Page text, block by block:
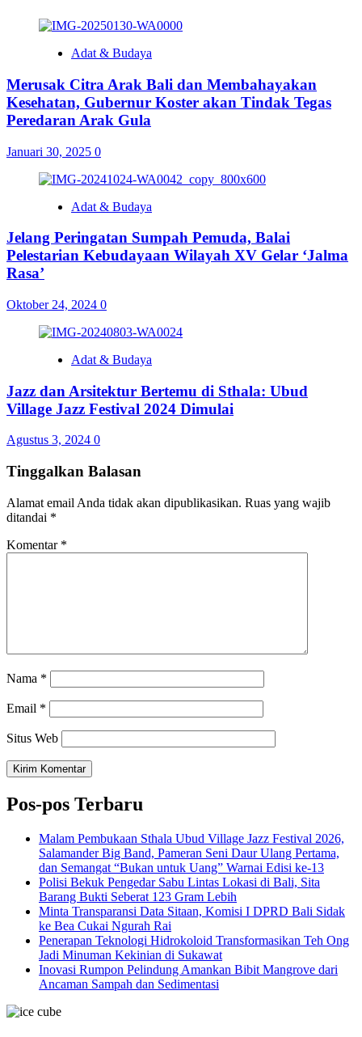
Adat & Budaya
Merusak Citra Arak Bali dan Membahayakan
Kesehatan, Gubernur Koster akan Tindak Tegas
Peredaran Arak Gula
Januari 30, 2025 0
Adat & Budaya
Jelang Peringatan Sumpah Pemuda, Balai
Pelestarian Kebudayaan Wilayah XV Gelar ‘Jalma
Rasa’
Oktober 24, 2024 0
Adat & Budaya
Jazz dan Arsitektur Bertemu di Sthala: Ubud
Village Jazz Festival 2024 Dimulai
Agustus 3, 2024 0
Tinggalkan Balasan
Alamat email Anda tidak akan dipublikasikan. Ruas yang wajib
ditandai *
Komentar *
Nama *
Email *
Situs Web
Pos-pos Terbaru
Malam Pembukaan Sthala Ubud Village Jazz Festival 2026,
Salamander Big Band, Pameran Seni Daur Ulang Pertama,
dan Semangat “Bukan untuk Uang” Warnai Edisi ke-13
Polisi Bekuk Pengedar Sabu Lintas Lokasi di Bali, Sita
Barang Bukti Seberat 123 Gram Lebih
Minta Transparansi Data Sitaan, Komisi I DPRD Bali Sidak
ke Bea Cukai Ngurah Rai
Penerapan Teknologi Hidrokoloid Transformasikan Teh Ong
Jadi Minuman Kekinian di Sukawat
Inovasi Rumpon Pelindung Amankan Bibit Mangrove dari
Ancaman Sampah dan Sedimentasi